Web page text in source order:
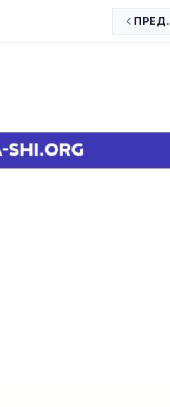
ПРЕД.